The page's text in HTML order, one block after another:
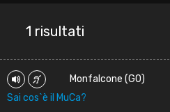
1 risultati
Monfalcone (GO)
Sai cos`è il MuCa?